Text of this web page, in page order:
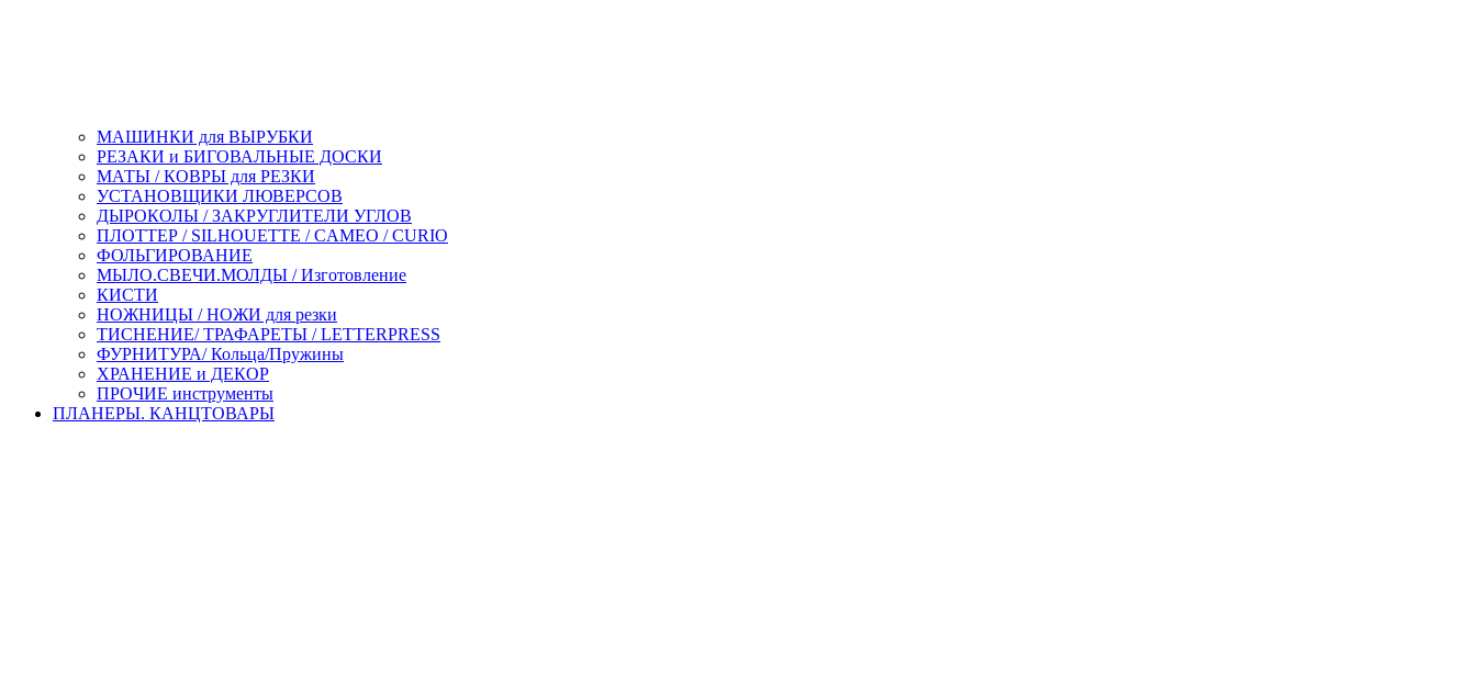
МАШИНКИ для ВЫРУБКИ
РЕЗАКИ и БИГОВАЛЬНЫЕ ДОСКИ
МАТЫ / КОВРЫ для РЕЗКИ
УСТАНОВЩИКИ ЛЮВЕРСОВ
ДЫРОКОЛЫ / ЗАКРУГЛИТЕЛИ УГЛОВ
ПЛОТТЕР / SILHOUETTE / CAMEO / CURIO
ФОЛЬГИРОВАНИЕ
МЫЛО.СВЕЧИ.МОЛДЫ / Изготовление
КИСТИ
НОЖНИЦЫ / НОЖИ для резки
ТИСНЕНИЕ/ ТРАФАРЕТЫ / LETTERPRESS
ФУРНИТУРА/ Кольца/Пружины
ХРАНЕНИЕ и ДЕКОР
ПРОЧИЕ инструменты
ПЛАНЕРЫ. КАНЦТОВАРЫ